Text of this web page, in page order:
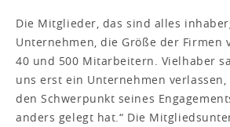
Die Mitglieder, das sind alles
Unternehmen, die Größe der Firmen
40 und 500 Mitarbeitern. Vielhaber
uns erst ein Unternehmen
den Schwerpunkt seines
anders gelegt hat.“ Die